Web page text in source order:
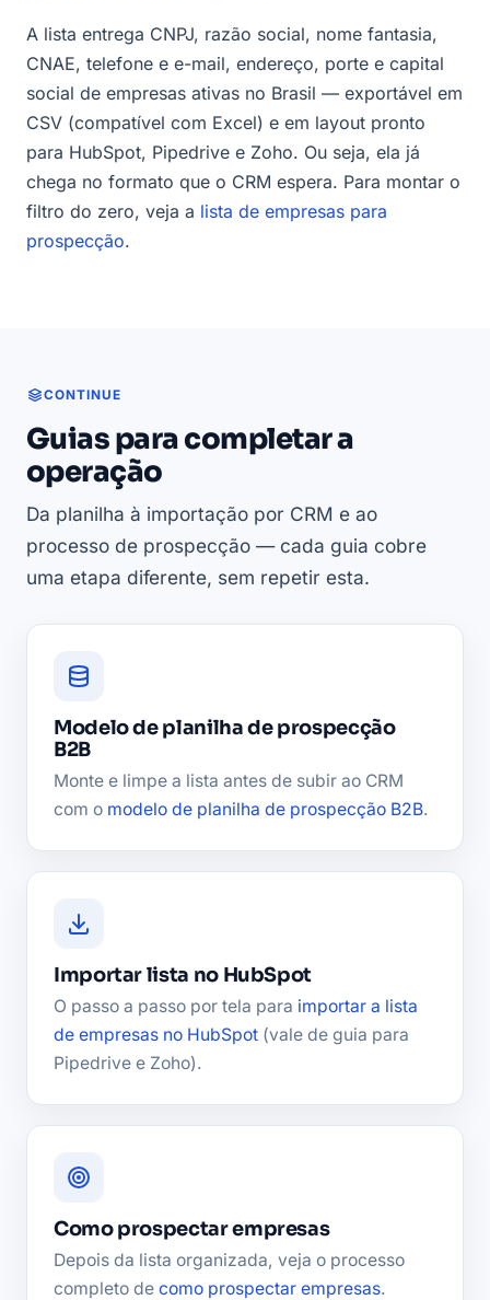
A lista entrega CNPJ, razão social, nome fantasia,
CNAE, telefone e e-mail, endereço, porte e capital
social de empresas ativas no Brasil — exportável em
CSV (compatível com Excel) e em layout pronto
para HubSpot, Pipedrive e Zoho. Ou seja, ela já
chega no formato que o CRM espera. Para montar o
filtro do zero, veja a lista de empresas para
prospecção.
CONTINUE
Guias para completar a
operação
Da planilha à importação por CRM e ao
processo de prospecção — cada guia cobre
uma etapa diferente, sem repetir esta.
Modelo de planilha de prospecção
B2B
Monte e limpe a lista antes de subir ao CRM
com o modelo de planilha de prospecção B2B.
Importar lista no HubSpot
O passo a passo por tela para importar a lista
de empresas no HubSpot (vale de guia para
Pipedrive e Zoho).
Como prospectar empresas
Depois da lista organizada, veja o processo
completo de como prospectar empresas.